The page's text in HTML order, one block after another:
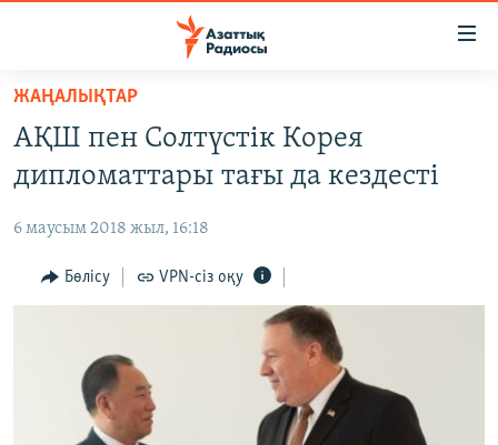
Skip
main
content
to
Navigation
Skip
САЯСАТ
ҚАҢТАР ОҚИҒАСЫ
АДАМ ҚҰҚЫҚТАРЫ
АРНАЙЫ ЖОБАЛАР
ЖАҢАЛЫҚТАР
АҚШ пен Солтүстік Корея
дипломаттары тағы да кездесті
6 маусым 2018 жыл, 16:18
Бөлісу VPN-сіз оқу